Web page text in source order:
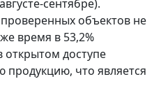
сентябре).
объектов не
время в 53,2%
открытом доступе
продукцию, что является